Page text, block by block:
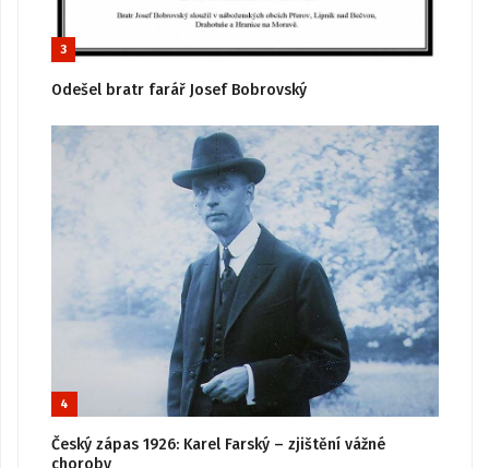
3
Odešel bratr farář Josef Bobrovský
4
Český zápas 1926: Karel Farský – zjištění vážné
choroby